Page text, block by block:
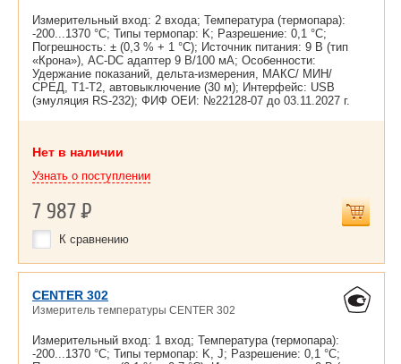
Измерительный вход: 2 входа; Температура (термопара):
-200...1370 °С; Типы термопар: K; Разрешение: 0,1 °С;
Погрешность: ± (0,3 % + 1 °С); Источник питания: 9 В (тип
«Крона»), AC-DC адаптер 9 В/100 мА; Особенности:
Удержание показаний, дельта-измерения, МАКС/ МИН/
СРЕД, Т1-Т2, автовыключение (30 м); Интерфейс: USB
(эмуляция RS-232); ФИФ ОЕИ: №22128-07 до 03.11.2027 г.
Нет в наличии
Узнать о поступлении
7 987Р
К сравнению
CENTER 302
Измеритель температуры CENTER 302
Измерительный вход: 1 вход; Температура (термопара):
-200...1370 °С; Типы термопар: K, J; Разрешение: 0,1 °С;